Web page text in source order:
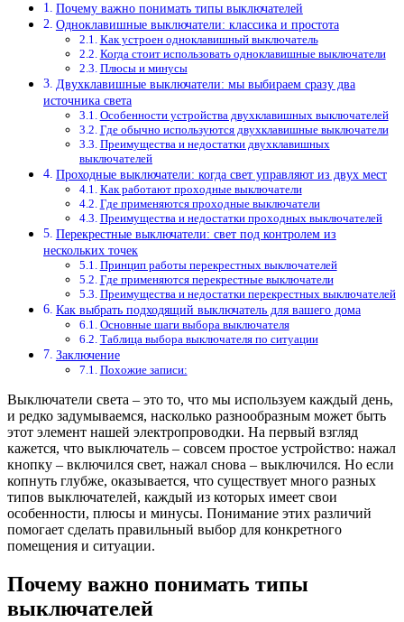
Почему важно понимать типы выключателей
Одноклавишные выключатели: классика и простота
Как устроен одноклавишный выключатель
Когда стоит использовать одноклавишные выключатели
Плюсы и минусы
Двухклавишные выключатели: мы выбираем сразу два
источника света
Особенности устройства двухклавишных выключателей
Где обычно используются двухклавишные выключатели
Преимущества и недостатки двухклавишных
выключателей
Проходные выключатели: когда свет управляют из двух мест
Как работают проходные выключатели
Где применяются проходные выключатели
Преимущества и недостатки проходных выключателей
Перекрестные выключатели: свет под контролем из
нескольких точек
Принцип работы перекрестных выключателей
Где применяются перекрестные выключатели
Преимущества и недостатки перекрестных выключателей
Как выбрать подходящий выключатель для вашего дома
Основные шаги выбора выключателя
Таблица выбора выключателя по ситуации
Заключение
Похожие записи:
Выключатели света – это то, что мы используем каждый день,
и редко задумываемся, насколько разнообразным может быть
этот элемент нашей электропроводки. На первый взгляд
кажется, что выключатель – совсем простое устройство: нажал
кнопку – включился свет, нажал снова – выключился. Но если
копнуть глубже, оказывается, что существует много разных
типов выключателей, каждый из которых имеет свои
особенности, плюсы и минусы. Понимание этих различий
помогает сделать правильный выбор для конкретного
помещения и ситуации.
Почему важно понимать типы
выключателей